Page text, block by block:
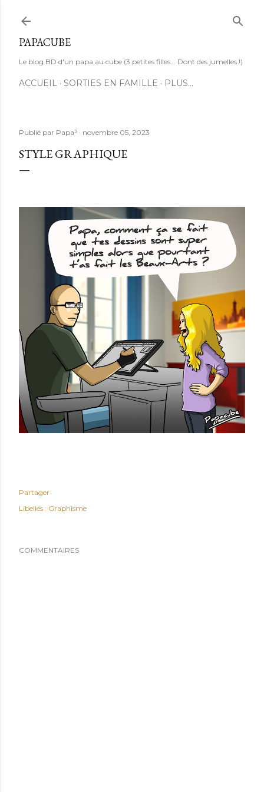
PAPACUBE
Le blog BD d'un papa au cube (3 petites filles... Dont des jumelles !)
ACCUEIL SORTIES EN FAMILLE PLUS…
Publié par Papa³ novembre 05, 2023
STYLE GRAPHIQUE
Partager
Libellés : Graphisme
COMMENTAIRES